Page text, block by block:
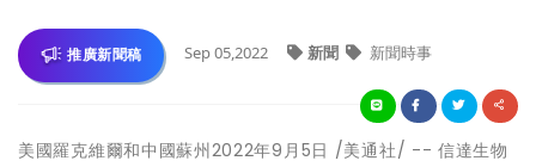
推廣新聞稿 Sep 05,2022 新聞 新聞時事
美國羅克維爾和中國蘇州2022年9月5日 /美通社/ -- 信達生物